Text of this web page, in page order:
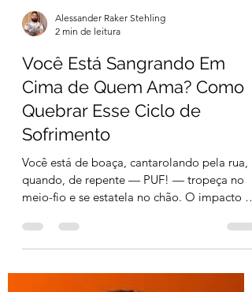
Alessander Raker Stehling
2 min de leitura
Você Está Sangrando Em
Cima de Quem Ama? Como
Quebrar Esse Ciclo de
meio-fio e se estatela no chão. O impacto é